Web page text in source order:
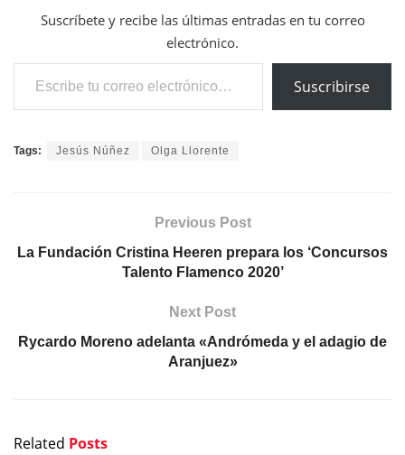
Suscríbete y recibe las últimas entradas en tu correo
electrónico.
Escribe tu correo electrónico…
Suscribirse
Tags: Jesús Núñez Olga Llorente
Previous Post
La Fundación Cristina Heeren prepara los ‘Concursos
Talento Flamenco 2020’
Next Post
Rycardo Moreno adelanta «Andrómeda y el adagio de
Aranjuez»
Related Posts